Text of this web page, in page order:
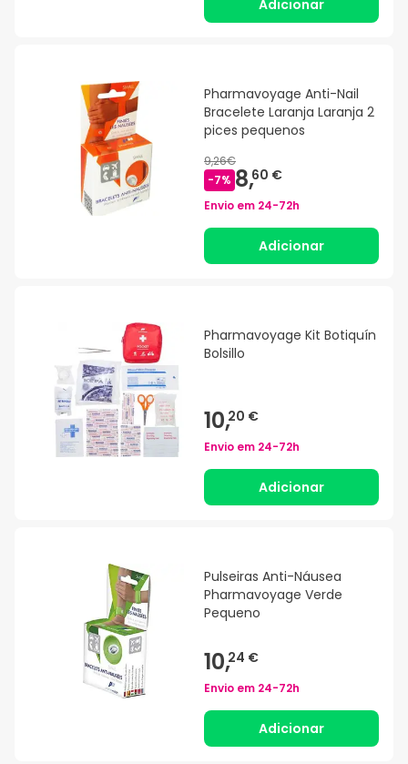
Adicionar
Pharmavoyage Anti-Nail
Bracelete Laranja Laranja 2
pices pequenos
9,26€
-7% 8,60 €
Envio em 24-72h
Adicionar
Pharmavoyage Kit Botiquín
Bolsillo
10,20 €
Envio em 24-72h
Adicionar
Pulseiras Anti-Náusea
Pharmavoyage Verde
Pequeno
10,24 €
Envio em 24-72h
Adicionar